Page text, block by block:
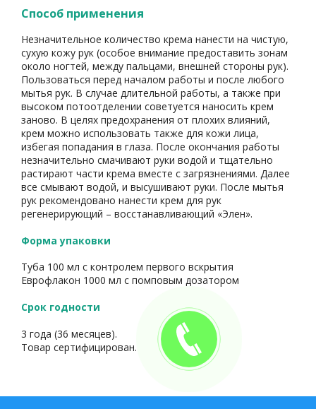
Способ применения
Незначительное количество крема нанести на чистую,
сухую кожу рук (особое внимание предоставить зонам
около ногтей, между пальцами, внешней стороны рук).
Пользоваться перед началом работы и после любого
мытья рук. В случае длительной работы, а также при
высоком потоотделении советуется наносить крем
заново. В целях предохранения от плохих влияний,
крем можно использовать также для кожи лица,
избегая попадания в глаза. После окончания работы
незначительно смачивают руки водой и тщательно
растирают части крема вместе с загрязнениями. Далее
все смывают водой, и высушивают руки. После мытья
рук рекомендовано нанести крем для рук
регенерирующий – восстанавливающий «Элен».
Форма упаковки
Туба 100 мл с контролем первого вскрытия
Еврофлакон 1000 мл с помповым дозатором
Срок годности
3 года (36 месяцев).
Товар сертифицирован.